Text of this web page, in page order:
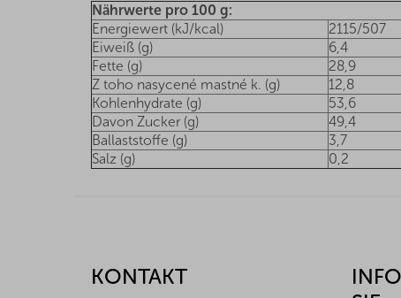
Nährwerte pro 100 g:
Energiewert (kJ/kcal)
2115/507
Eiweiß (g)
6,4
Fette (g)
28,9
Z toho nasycené mastné k. (g)
12,8
Kohlenhydrate (g)
53,6
Davon Zucker (g)
49,4
Ballaststoffe (g)
3,7
Salz (g)
0,2
KONTAKT